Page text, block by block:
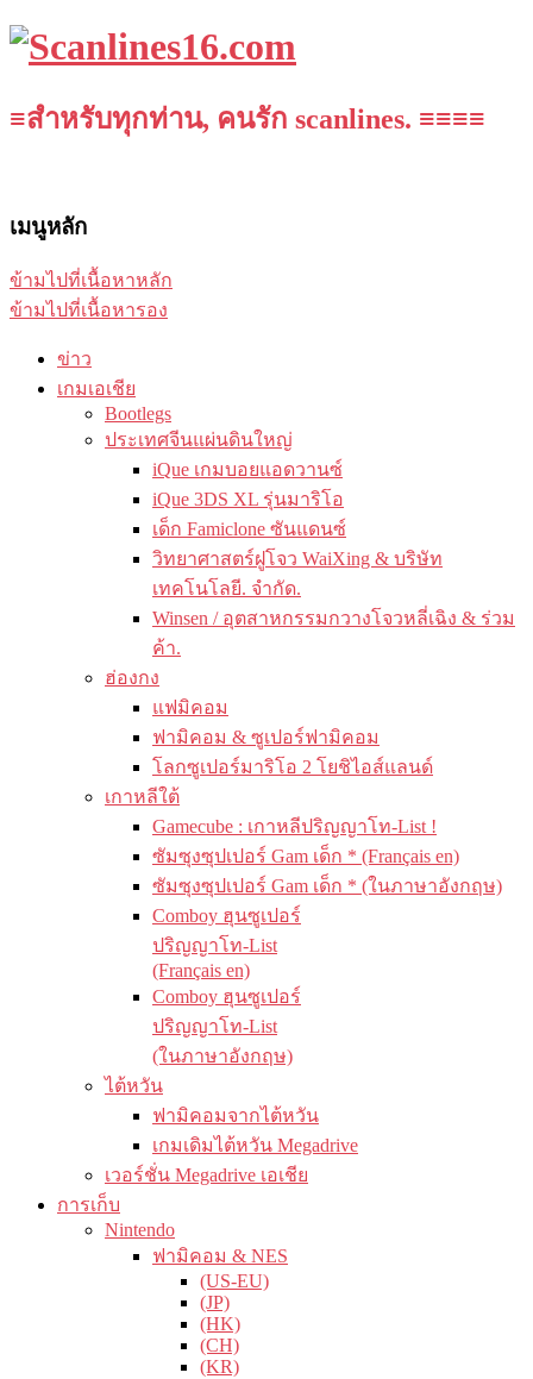
≡สำหรับทุกท่าน, คนรัก scanlines. ≡≡≡≡
เมนูหลัก
ข้ามไปที่เนื้อหาหลัก
ข้ามไปที่เนื้อหารอง
ข่าว
เกมเอเชีย
Bootlegs
ประเทศจีนแผ่นดินใหญ่
iQue เกมบอยแอดวานซ์
iQue 3DS XL รุ่นมาริโอ
เด็ก Famiclone ซันแดนซ์
วิทยาศาสตร์ฝูโจว WaiXing & บริษัท
เทคโนโลยี. จำกัด.
Winsen / อุตสาหกรรมกวางโจวหลี่เฉิง & ร่วม
ค้า.
ฮ่องกง
แฟมิคอม
ฟามิคอม & ซูเปอร์ฟามิคอม
โลกซูเปอร์มาริโอ 2 โยชิไอส์แลนด์
เกาหลีใต้
Gamecube : เกาหลีปริญญาโท-List !
ซัมซุงซุปเปอร์ Gam เด็ก * (Français en)
ซัมซุงซุปเปอร์ Gam เด็ก * (ในภาษาอังกฤษ)
Comboy ฮุนซูเปอร์
ปริญญาโท-List
(Français en)
Comboy ฮุนซูเปอร์
ปริญญาโท-List
(ในภาษาอังกฤษ)
ไต้หวัน
ฟามิคอมจากไต้หวัน
เกมเดิมไต้หวัน Megadrive
เวอร์ชั่น Megadrive เอเชีย
การเก็บ
Nintendo
ฟามิคอม & NES
(US-EU)
(JP)
(HK)
(CH)
(KR)